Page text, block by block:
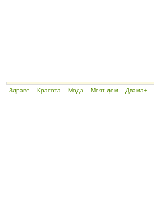
Здраве Красота Мода Моят дом Двама+